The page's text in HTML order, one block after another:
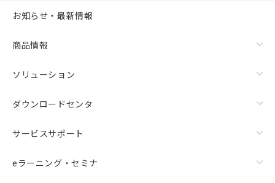
お知らせ・最新情報
商品情報
ソリューション
ダウンロードセンタ
サービスサポート
eラーニング・セミナ